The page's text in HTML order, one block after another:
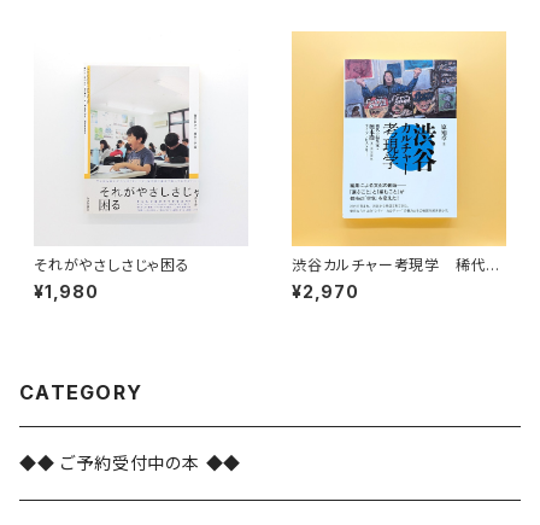
それがやさしさじゃ困る
¥1,980
渋谷カルチャー考現学 稀代の
編集家・橋本徹(SUBURBIA)ラ
イフ・ヒストリー
¥2,970
CATEGORY
◆◆ ご予約受付中の本 ◆◆